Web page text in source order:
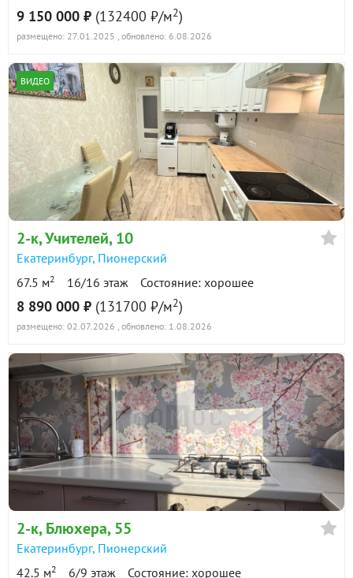
9 150 000 ₽ (132400 ₽/м2)
размещено: 27.01.2025 , обновлено: 6.08.2026
ВИДЕО
2-к, Учителей, 10
Екатеринбург, Пионерский
67.5 м2 16/16 этаж Состояние: хорошее
8 890 000 ₽ (131700 ₽/м2)
размещено: 02.07.2026 , обновлено: 1.08.2026
2-к, Блюхера, 55
Екатеринбург, Пионерский
42.5 м2 6/9 этаж Состояние: хорошее